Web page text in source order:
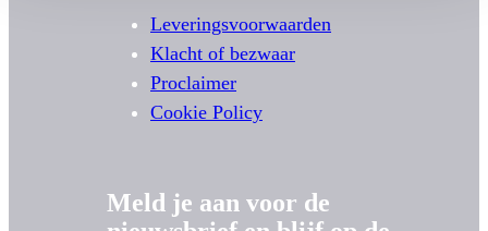
Leveringsvoorwaarden
Klacht of bezwaar
Proclaimer
Cookie Policy
Meld je aan voor de